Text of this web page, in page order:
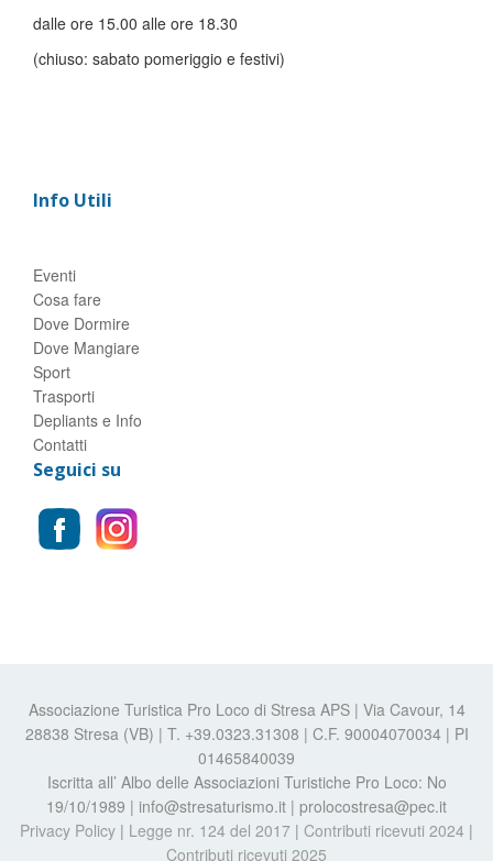
dalle ore 15.00 alle ore 18.30
(chiuso: sabato pomeriggio e festivi)
Info Utili
Eventi
Cosa fare
Dove Dormire
Dove Mangiare
Sport
Trasporti
Depliants e Info
Contatti
Seguici su
Associazione Turistica Pro Loco di Stresa APS | Via Cavour, 14
28838 Stresa (VB) | T. +39.0323.31308 | C.F. 90004070034 | PI
01465840039
Iscritta all’ Albo delle Associazioni Turistiche Pro Loco: No
19/10/1989 | info@stresaturismo.it | prolocostresa@pec.it
Privacy Policy | Legge nr. 124 del 2017 | Contributi ricevuti 2024 |
Contributi ricevuti 2025